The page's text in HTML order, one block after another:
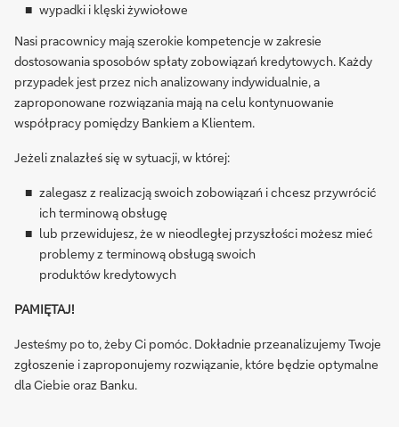
wypadki i klęski żywiołowe
Nasi pracownicy mają szerokie kompetencje w zakresie
dostosowania sposobów spłaty zobowiązań kredytowych. Każdy
przypadek jest przez nich analizowany indywidualnie, a
zaproponowane rozwiązania mają na celu kontynuowanie
współpracy pomiędzy Bankiem a Klientem.
Jeżeli znalazłeś się w sytuacji, w której:
zalegasz z realizacją swoich zobowiązań i chcesz przywrócić
ich terminową obsługę
lub przewidujesz, że w nieodległej przyszłości możesz mieć
problemy z terminową obsługą swoich
produktów kredytowych
PAMIĘTAJ!
Jesteśmy po to, żeby Ci pomóc. Dokładnie przeanalizujemy Twoje
zgłoszenie i zaproponujemy rozwiązanie, które będzie optymalne
dla Ciebie oraz Banku.